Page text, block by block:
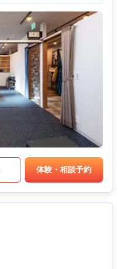
体験・相談予約